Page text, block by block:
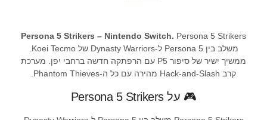
Persona 5 Strikers – Nintendo Switch. Persona 5 Strikers
ממשיך ישיר של סיפור P5 עם הרפתקה חדשה ברחבי יפן. מערכת
קרב Hack-and-Slash מהירה עם כל ה-Phantom Thieves.
🎮 על Persona 5 Strikers